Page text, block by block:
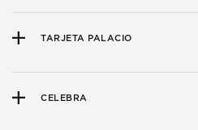
TARJETA PALACIO
CELEBRA